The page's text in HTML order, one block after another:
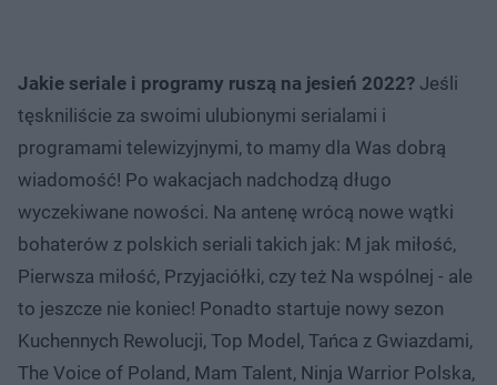
Jakie seriale i programy ruszą na jesień 2022? Jeśli
tęskniliście za swoimi ulubionymi serialami i
programami telewizyjnymi, to mamy dla Was dobrą
wiadomość! Po wakacjach nadchodzą długo
wyczekiwane nowości. Na antenę wrócą nowe wątki
bohaterów z polskich seriali takich jak: M jak miłość,
Pierwsza miłość, Przyjaciółki, czy też Na wspólnej - ale
to jeszcze nie koniec! Ponadto startuje nowy sezon
Kuchennych Rewolucji, Top Model, Tańca z Gwiazdami,
The Voice of Poland, Mam Talent, Ninja Warrior Polska,